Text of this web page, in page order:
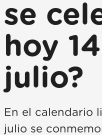
se
hoy
julio?
En el calendario
julio se